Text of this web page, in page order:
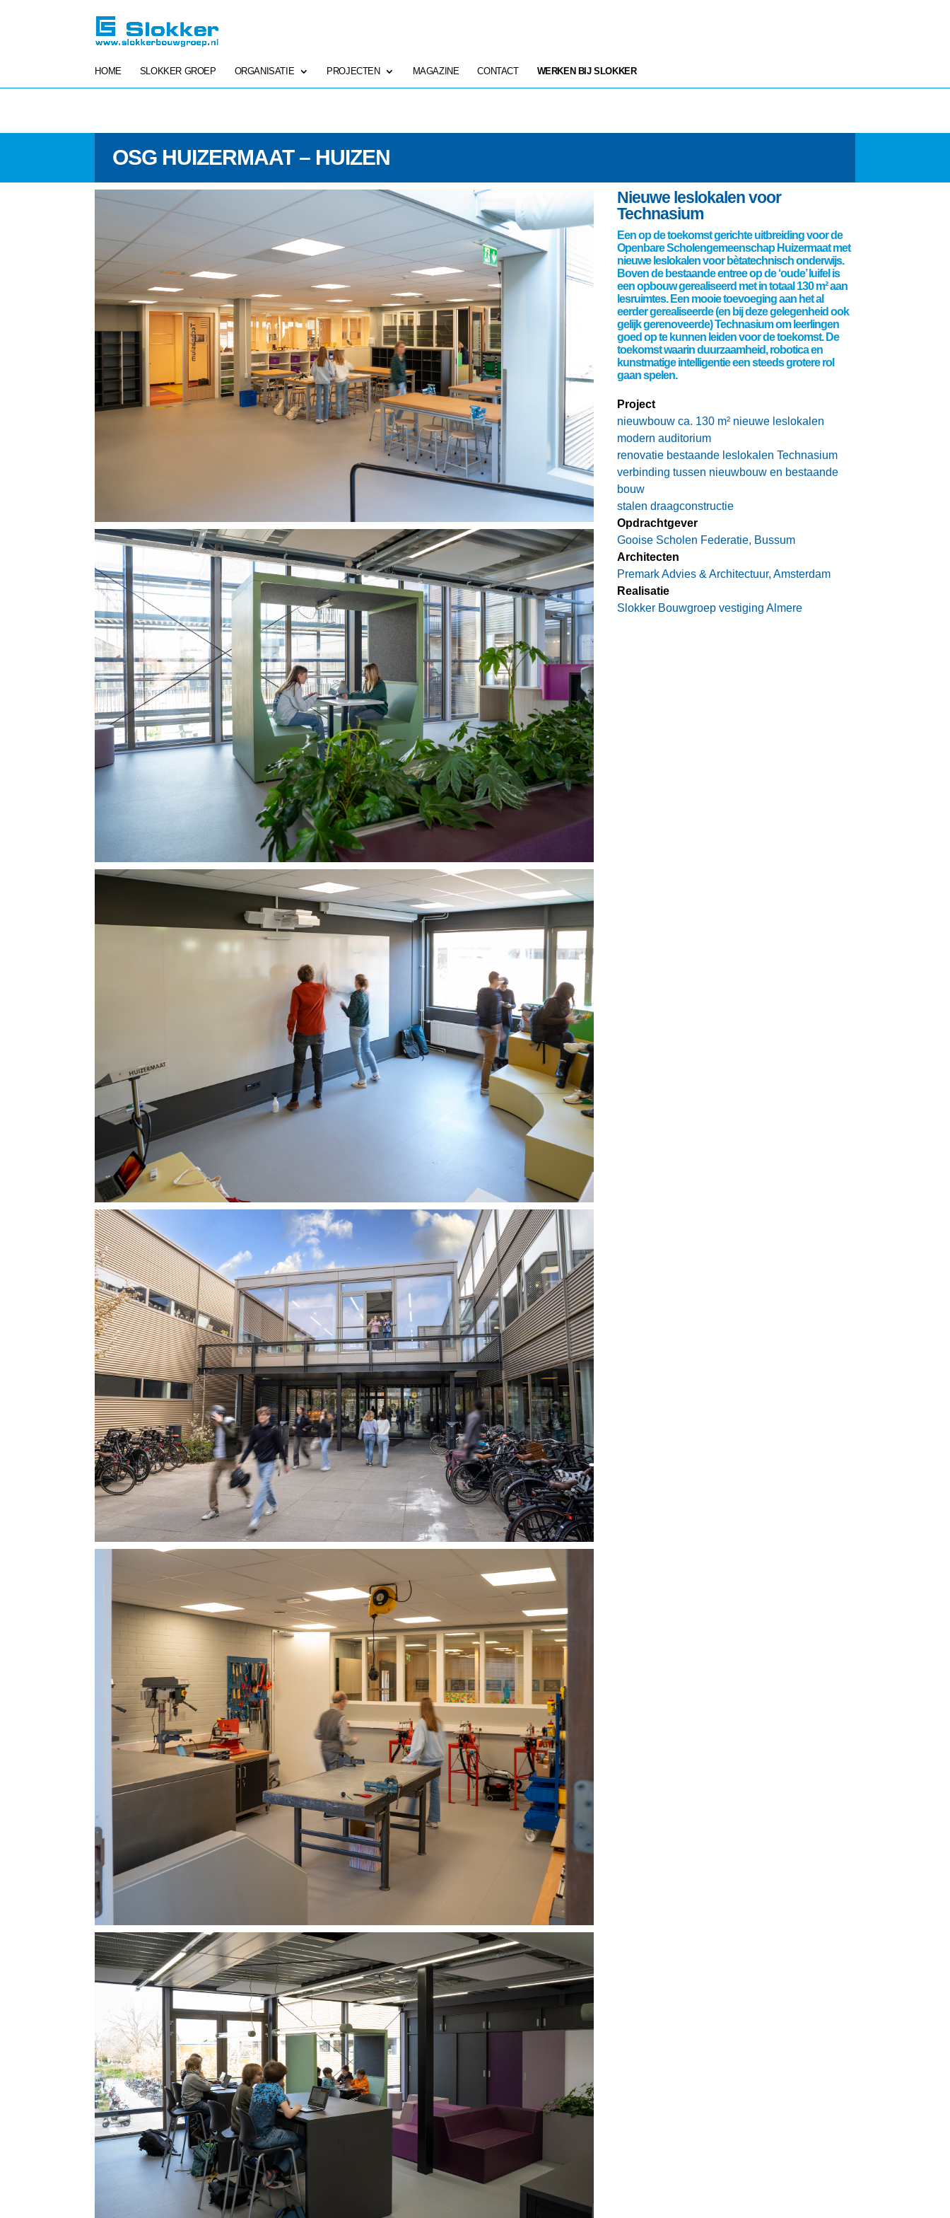
HOME SLOKKER GROEP ORGANISATIE PROJECTEN MAGAZINE CONTACT WERKEN BIJ SLOKKER
OSG HUIZERMAAT – HUIZEN
Nieuwe leslokalen voor
Technasium
Een op de toekomst gerichte uitbreiding voor de
Openbare Scholengemeenschap Huizermaat met
nieuwe leslokalen voor bètatechnisch onderwijs.
Boven de bestaande entree op de ‘oude’ luifel is
een opbouw gerealiseerd met in totaal 130 m² aan
lesruimtes. Een mooie toevoeging aan het al
eerder gerealiseerde (en bij deze gelegenheid ook
gelijk gerenoveerde) Technasium om leerlingen
goed op te kunnen leiden voor de toekomst. De
toekomst waarin duurzaamheid, robotica en
kunstmatige intelligentie een steeds grotere rol
gaan spelen.
Project
nieuwbouw ca. 130 m² nieuwe leslokalen
modern auditorium
renovatie bestaande leslokalen Technasium
verbinding tussen nieuwbouw en bestaande
bouw
stalen draagconstructie
Opdrachtgever
Gooise Scholen Federatie, Bussum
Architecten
Premark Advies & Architectuur, Amsterdam
Realisatie
Slokker Bouwgroep vestiging Almere